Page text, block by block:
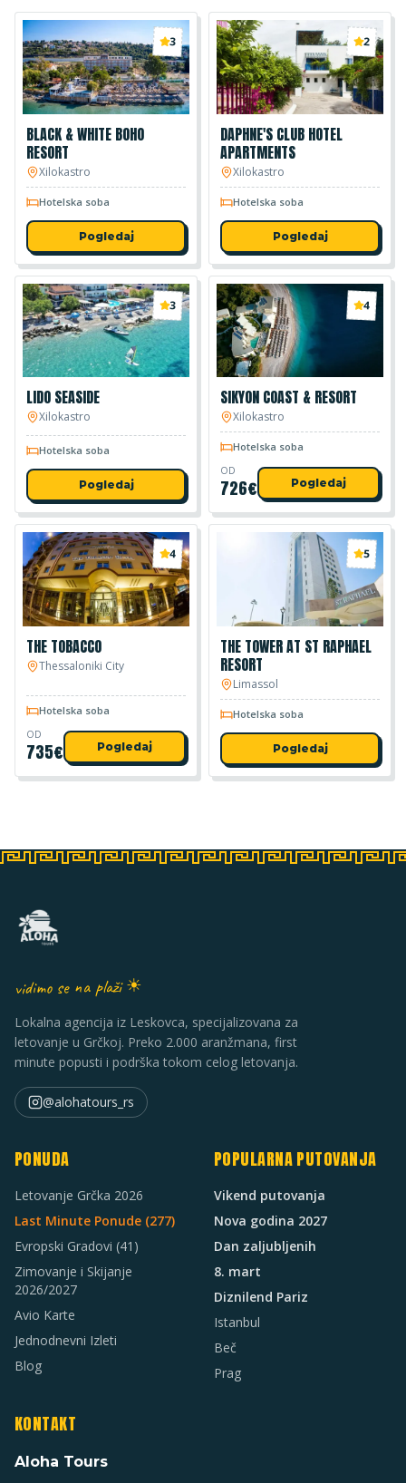
3
BLACK & WHITE BOHO
RESORT
Xilokastro
Hotelska soba
Pogledaj
2
DAPHNE'S CLUB HOTEL
APARTMENTS
Xilokastro
Hotelska soba
Pogledaj
3
LIDO SEASIDE
Xilokastro
Hotelska soba
Pogledaj
4
SIKYON COAST & RESORT
Xilokastro
Hotelska soba
OD
726€ Pogledaj
4
THE TOBACCO
Thessaloniki City
Hotelska soba
OD
735€ Pogledaj
5
THE TOWER AT ST RAPHAEL
RESORT
Limassol
Hotelska soba
Pogledaj
vidimo se na plaži ☀
Lokalna agencija iz Leskovca, specijalizovana za
letovanje u Grčkoj. Preko 2.000 aranžmana, first
minute popusti i podrška tokom celog letovanja.
@alohatours_rs
PONUDA
Letovanje Grčka 2026
Last Minute Ponude (277)
Evropski Gradovi (41)
Zimovanje i Skijanje
2026/2027
Avio Karte
Jednodnevni Izleti
Blog
POPULARNA PUTOVANJA
Vikend putovanja
Nova godina 2027
Dan zaljubljenih
8. mart
Diznilend Pariz
Istanbul
Beč
Prag
KONTAKT
Aloha Tours